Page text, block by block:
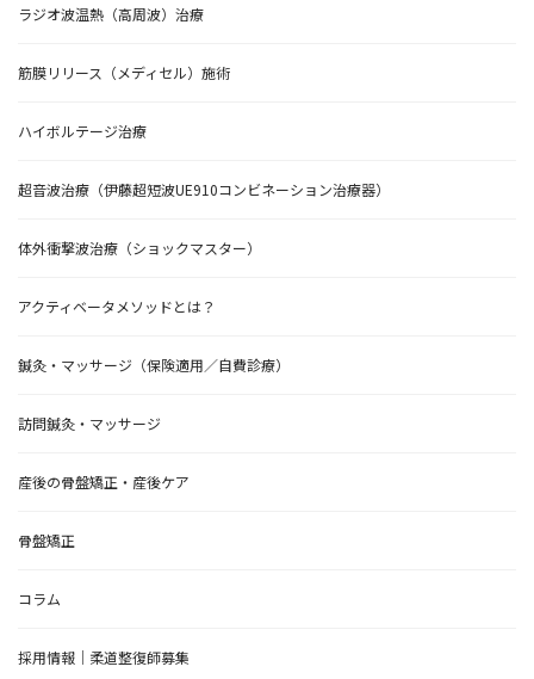
ラジオ波温熱（高周波）治療
筋膜リリース（メディセル）施術
ハイボルテージ治療
超音波治療（伊藤超短波UE910コンビネーション治療器）
体外衝撃波治療（ショックマスター）
アクティベータメソッドとは？
鍼灸・マッサージ（保険適用／自費診療）
訪問鍼灸・マッサージ
産後の骨盤矯正・産後ケア
骨盤矯正
コラム
採用情報｜柔道整復師募集